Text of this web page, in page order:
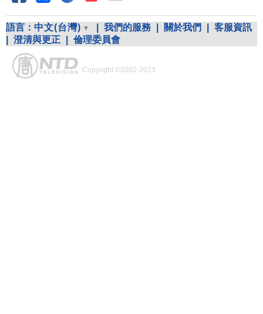
語言： 中文(台灣) 我們的服務 關於我們
客服資訊
澄清與更正 倫理委員會
Copyright ©2002-2023